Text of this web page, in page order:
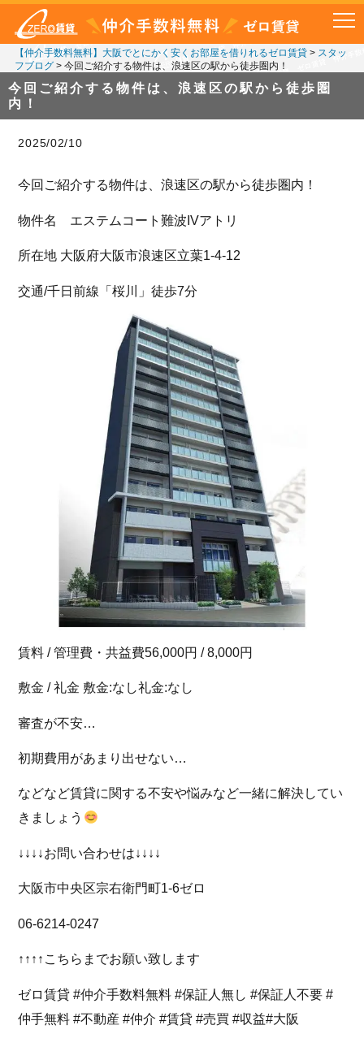
【仲介手数料無料】大阪でとにかく安くお部屋を借りれるゼロ賃貸> スタッ
フブログ> 今回ご紹介する物件は、浪速区の駅から徒歩圏内！
今回ご紹介する物件は、浪速区の駅から徒歩圏
内！
2025/02/10
今回ご紹介する物件は、浪速区の駅から徒歩圏内！
物件名 エステムコート難波IVアトリ
所在地 大阪府大阪市浪速区立葉1-4-12
交通/千日前線「桜川」徒歩7分
賃料 / 管理費・共益費56,000円 / 8,000円
敷金 / 礼金 敷金:なし礼金:なし
審査が不安…
初期費用があまり出せない…
などなど賃貸に関する不安や悩みなど一緒に解決してい
きましょう
↓↓↓↓お問い合わせは↓↓↓↓
大阪市中央区宗右衛門町1-6ゼロ
06-6214-0247
↑↑↑↑こちらまでお願い致します
ゼロ賃貸 #仲介手数料無料 #保証人無し #保証人不要 #
仲手無料 #不動産 #仲介 #賃貸 #売買 #収益#大阪